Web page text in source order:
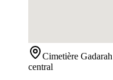
Cimetière Gadarah
central